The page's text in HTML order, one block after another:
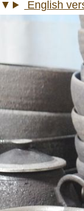
English